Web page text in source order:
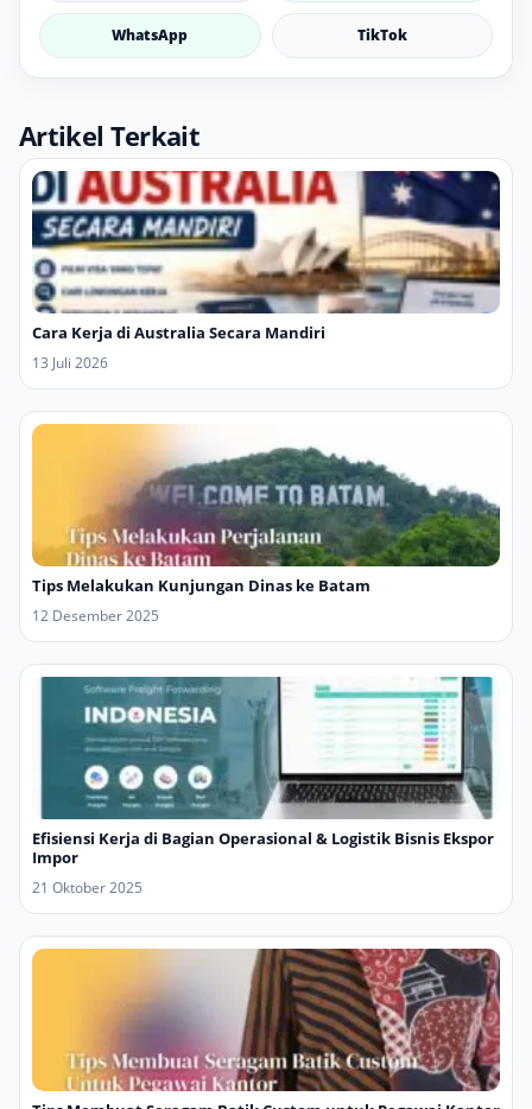
WhatsApp TikTok
Artikel Terkait
Cara Kerja di Australia Secara Mandiri
13 Juli 2026
Tips Melakukan Kunjungan Dinas ke Batam
12 Desember 2025
Efisiensi Kerja di Bagian Operasional & Logistik Bisnis Ekspor
Impor
21 Oktober 2025